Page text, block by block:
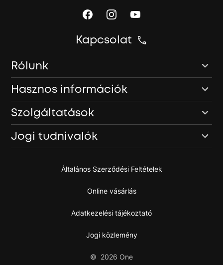
Kapcsolat
Rólunk
Hasznos információk
Szolgáltatások
Jogi tudnivalók
Általános Szerződési Feltételek
Online vásárlás
Adatkezelési tájékoztató
Jogi közlemény
© 2026 One